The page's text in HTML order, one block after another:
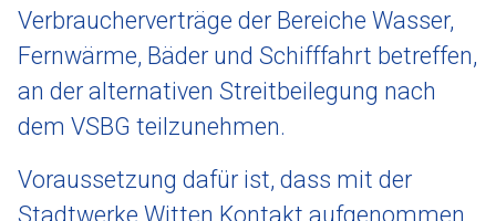
Verbraucherverträge der Bereiche Wasser,
Fernwärme, Bäder und Schifffahrt betreffen,
an der alternativen Streitbeilegung nach
dem VSBG teilzunehmen.
Voraussetzung dafür ist, dass mit der
Stadtwerke Witten Kontakt aufgenommen